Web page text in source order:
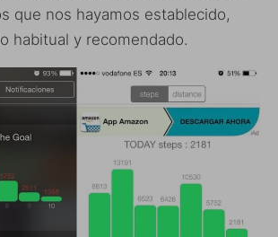
que nos hayamos establecido,
habitual y recomendado.